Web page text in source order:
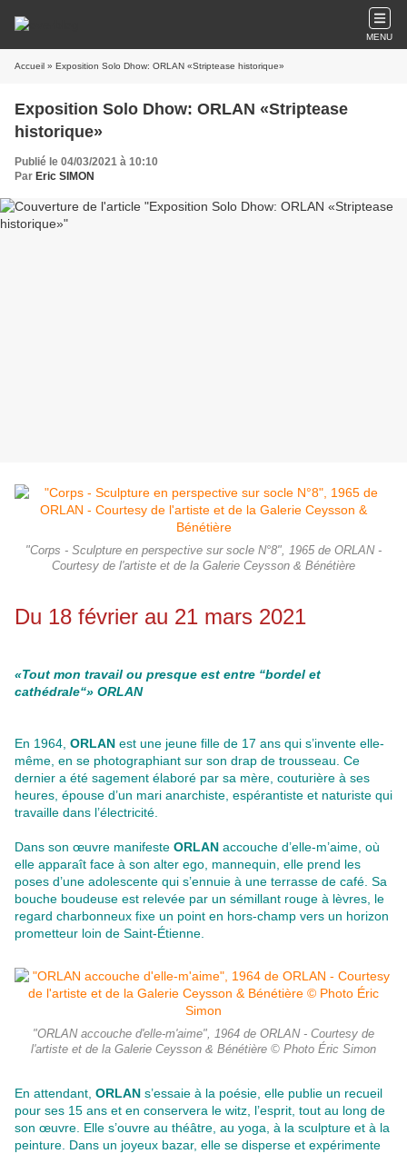
MENU
Accueil » Exposition Solo Dhow: ORLAN «Striptease historique»
Exposition Solo Dhow: ORLAN «Striptease
historique»
Publié le 04/03/2021 à 10:10
Par Eric SIMON
"Corps - Sculpture en perspective sur socle N°8", 1965 de ORLAN -
Courtesy de l'artiste et de la Galerie Ceysson & Bénétière
Du 18 février au 21 mars 2021
«Tout mon travail ou presque est entre “bordel et
cathédrale“» ORLAN
En 1964, ORLAN est une jeune fille de 17 ans qui s’invente elle-
même, en se photographiant sur son drap de trousseau. Ce
dernier a été sagement élaboré par sa mère, couturière à ses
heures, épouse d’un mari anarchiste, espérantiste et naturiste qui
travaille dans l’électricité.
Dans son œuvre manifeste ORLAN accouche d’elle-m’aime, où
elle apparaît face à son alter ego, mannequin, elle prend les
poses d’une adolescente qui s’ennuie à une terrasse de café. Sa
bouche boudeuse est relevée par un sémillant rouge à lèvres, le
regard charbonneux fixe un point en hors-champ vers un horizon
prometteur loin de Saint-Étienne.
"ORLAN accouche d'elle-m'aime", 1964 de ORLAN - Courtesy de
l'artiste et de la Galerie Ceysson & Bénétière © Photo Éric Simon
En attendant, ORLAN s’essaie à la poésie, elle publie un recueil
pour ses 15 ans et en conservera le witz, l’esprit, tout au long de
son œuvre. Elle s’ouvre au théâtre, au yoga, à la sculpture et à la
peinture. Dans un joyeux bazar, elle se disperse et expérimente